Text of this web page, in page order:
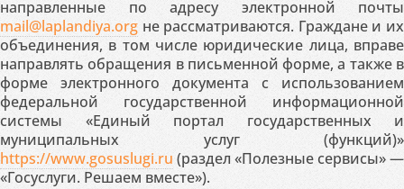
направленные по адресу электронной почты
mail@laplandiya.org не рассматриваются. Граждане и их
объединения, в том числе юридические лица, вправе
направлять обращения в письменной форме, а также в
форме электронного документа с использованием
федеральной государственной информационной
системы «Единый портал государственных и
муниципальных услуг (функций)»
https://www.gosuslugi.ru (раздел «Полезные сервисы» —
«Госуслуги. Решаем вместе»).